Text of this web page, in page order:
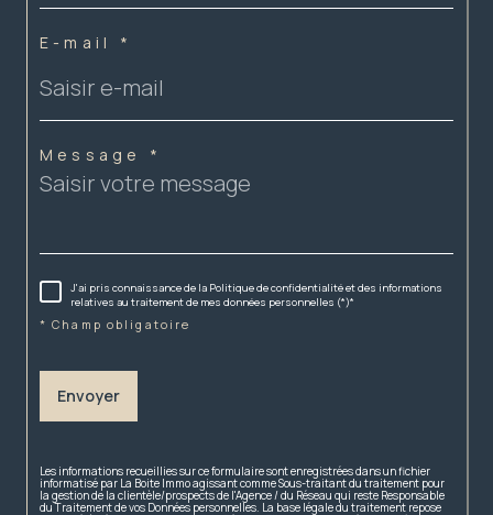
E-mail *
Message *
J'ai pris connaissance de la Politique de confidentialité et des informations
relatives au traitement de mes données personnelles (*)*
* Champ obligatoire
Envoyer
Les informations recueillies sur ce formulaire sont enregistrées dans un fichier
informatisé par La Boite Immo agissant comme Sous-traitant du traitement pour
la gestion de la clientèle/prospects de l'Agence / du Réseau qui reste Responsable
du Traitement de vos Données personnelles. La base légale du traitement repose